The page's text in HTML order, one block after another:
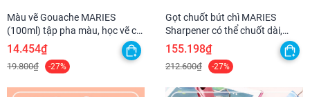
Màu vẽ Gouache MARIES
(100ml) tập pha màu, học vẽ cơ
bản cho người mới bắt đầu
14.454₫
19.800₫ -27%
Gọt chuốt bút chì MARIES
Sharpener có thể chuốt dài,
quay bằng tay
155.198₫
212.600₫ -27%